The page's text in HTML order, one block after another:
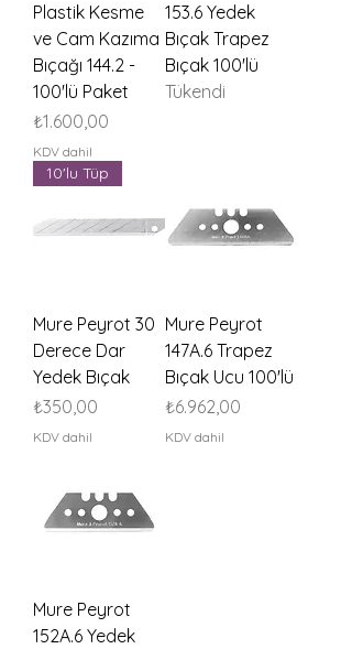
Plastik Kesme
ve Cam Kazıma
Bıçağı 144.2 -
100'lü Paket
Fiyat
₺1.600,00
KDV dahil
153.6 Yedek
Bıçak Trapez
Bıçak 100'lü
Tükendi
10'lu Tüp
Mure Peyrot 30
Derece Dar
Yedek Bıçak
Fiyat
₺350,00
KDV dahil
Mure Peyrot
147A.6 Trapez
Bıçak Ucu 100'lü
Fiyat
₺6.962,00
KDV dahil
Mure Peyrot
152A.6 Yedek